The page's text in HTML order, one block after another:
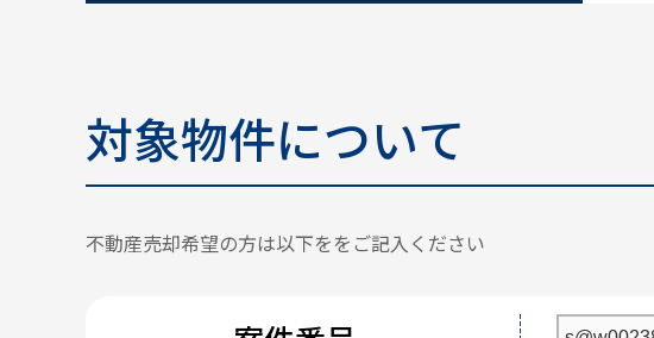
対象物件について
不動産売却希望の方は以下ををご記入ください